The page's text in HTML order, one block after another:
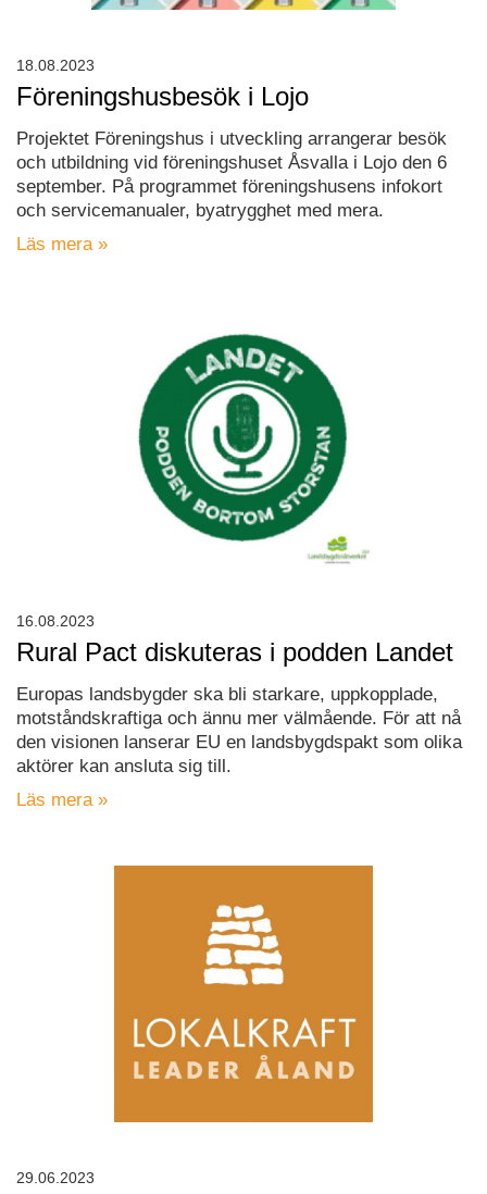
Föreningshusbesök i Lojo
Projektet Föreningshus i utveckling arrangerar besök
och utbildning vid föreningshuset Åsvalla i Lojo den 6
september. På programmet föreningshusens infokort
och servicemanualer, byatrygghet med mera.
Läs mera »
18.08.2023
Rural Pact diskuteras i podden Landet
Europas landsbygder ska bli starkare, uppkopplade,
motståndskraftiga och ännu mer välmående. För att nå
den visionen lanserar EU en landsbygdspakt som olika
aktörer kan ansluta sig till.
Läs mera »
16.08.2023
29.06.2023